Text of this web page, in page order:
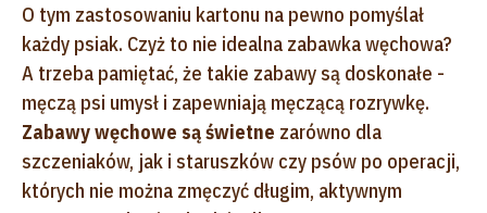
O tym zastosowaniu kartonu na pewno pomyślał
każdy psiak. Czyż to nie idealna zabawka węchowa?
A trzeba pamiętać, że takie zabawy są doskonałe -
męczą psi umysł i zapewniają męczącą rozrywkę.
Zabawy węchowe są świetne zarówno dla
szczeniaków, jak i staruszków czy psów po operacji,
których nie można zmęczyć długim, aktywnym